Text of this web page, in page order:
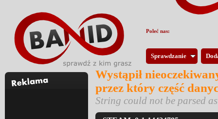
Sprawdzanie
Wystąpił
przez który część
String could not be parsed
Poleć nas: